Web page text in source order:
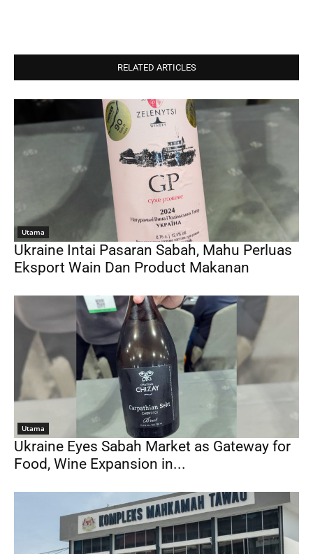
RELATED ARTICLES
Utama
Ukraine Intai Pasaran Sabah, Mahu Perluas
Eksport Wain Dan Product Makanan
Utama
Ukraine Eyes Sabah Market as Gateway for
Food, Wine Expansion in...